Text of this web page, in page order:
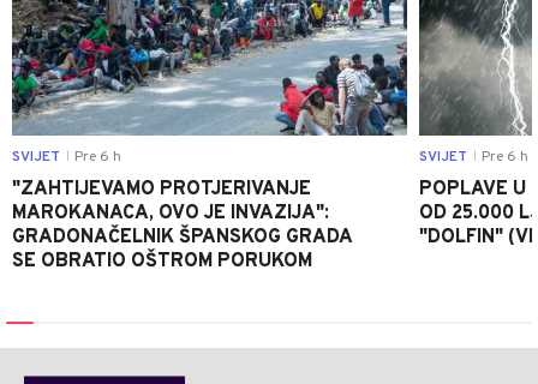
SVIJET Pre 6 h
"ZAHTIJEVAMO PROTJERIVANJE
MAROKANACA, OVO JE INVAZIJA":
GRADONAČELNIK ŠPANSKOG GRADA
SE OBRATIO OŠTROM PORUKOM
SVIJET Pre 6 h
POPLAVE U
OD 25.000
"DOLFIN"